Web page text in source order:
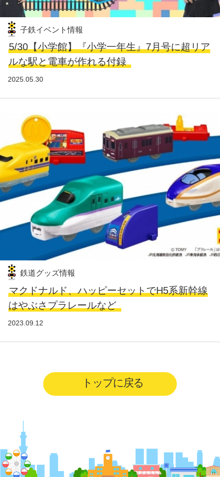
子鉄イベント情報
5/30【小学館】『小学一年生』7月号に超リア
ルな駅と電車が作れる付録
2025.05.30
鉄道グッズ情報
マクドナルド、ハッピーセットでH5系新幹線
はやぶさプラレールなど
2023.09.12
トップに戻る